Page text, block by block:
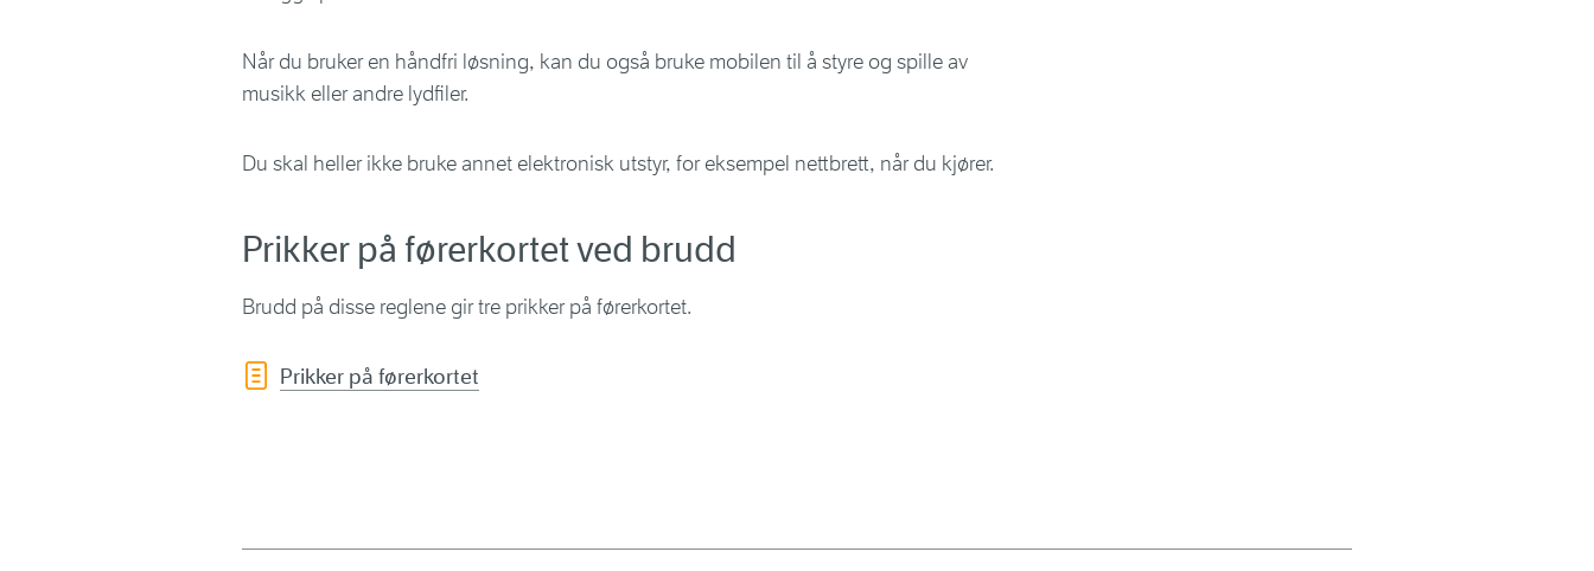
Når du bruker en håndfri løsning, kan du også bruke mobilen til å styre og spille av
musikk eller andre lydfiler.
Du skal heller ikke bruke annet elektronisk utstyr, for eksempel nettbrett, når du kjører.
Prikker på førerkortet ved brudd
Brudd på disse reglene gir tre prikker på førerkortet.
Prikker på førerkortet